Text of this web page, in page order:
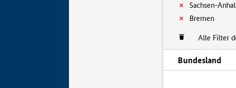
Sachsen-
Bremen
Alle Filter
Bundesland